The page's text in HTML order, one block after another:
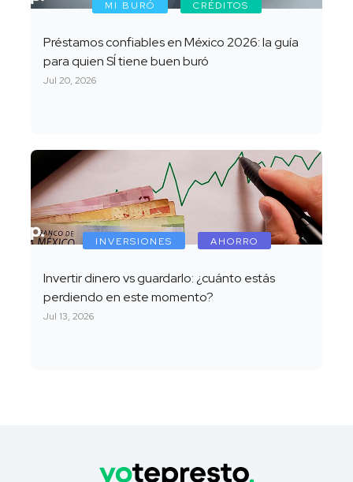
MI BURÓ CRÉDITOS
Préstamos confiables en México 2026: la guía
para quien SÍ tiene buen buró
Jul 20, 2026
INVERSIONES AHORRO
Invertir dinero vs guardarlo: ¿cuánto estás
perdiendo en este momento?
Jul 13, 2026